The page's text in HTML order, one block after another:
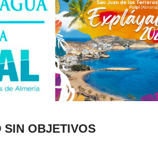
SIN OBJETIVOS